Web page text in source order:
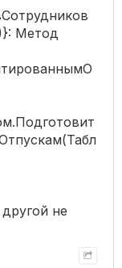
Метод
не